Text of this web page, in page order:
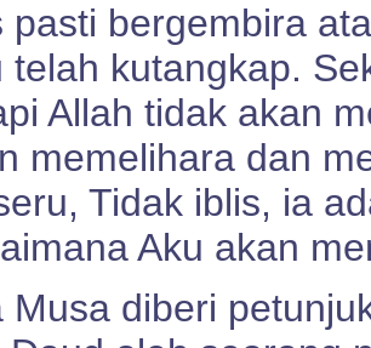
pasti bergembira
telah kutangkap.
Allah tidak akan
memelihara dan
Tidak iblis, ia
Aku akan
Musa diberi